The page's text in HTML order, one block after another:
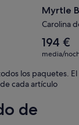
Myrtle
Carolina
El
precio
por
noche
194 €
media/
los paquetes. El
cada artículo
de